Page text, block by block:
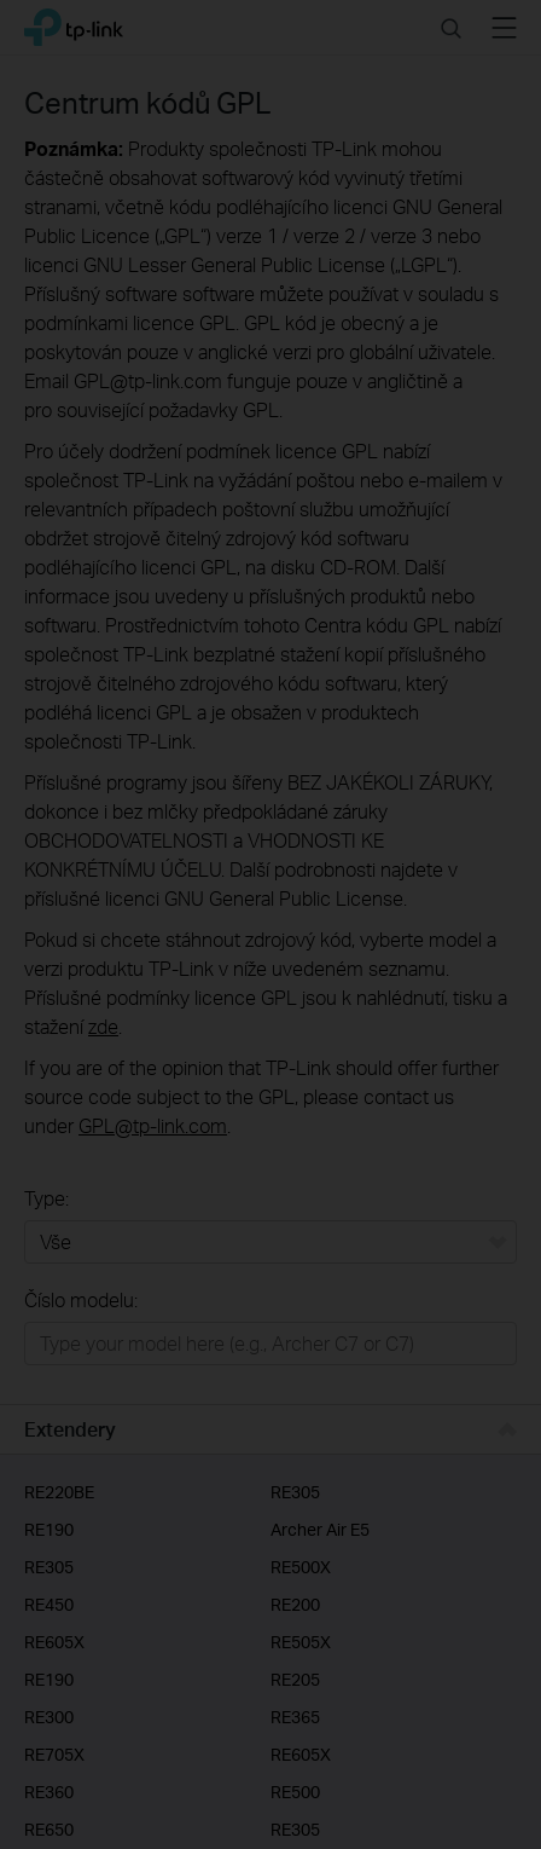
Click
navigation
TP-Link, Reliably Smart SearchMenu
Centrum kódů GPL
Poznámka: Produkty společnosti TP-Link mohou
částečně obsahovat softwarový kód vyvinutý třetími
stranami, včetně kódu podléhajícího licenci GNU General
Public Licence („GPL“) verze 1 / verze 2 / verze 3 nebo
licenci GNU Lesser General Public License („LGPL“).
Příslušný software software můžete používat v souladu s
podmínkami licence GPL. GPL kód je obecný a je
poskytován pouze v anglické verzi pro globální uživatele.
Email GPL@tp-link.com funguje pouze v angličtině a
pro související požadavky GPL.
Pro účely dodržení podmínek licence GPL nabízí
společnost TP-Link na vyžádání poštou nebo e-mailem v
relevantních případech poštovní službu umožňující
obdržet strojově čitelný zdrojový kód softwaru
podléhajícího licenci GPL, na disku CD-ROM. Další
informace jsou uvedeny u příslušných produktů nebo
softwaru. Prostřednictvím tohoto Centra kódu GPL nabízí
společnost TP-Link bezplatné stažení kopií příslušného
strojově čitelného zdrojového kódu softwaru, který
podléhá licenci GPL a je obsažen v produktech
společnosti TP-Link.
Příslušné programy jsou šířeny BEZ JAKÉKOLI ZÁRUKY,
dokonce i bez mlčky předpokládané záruky
OBCHODOVATELNOSTI a VHODNOSTI KE
KONKRÉTNÍMU ÚČELU. Další podrobnosti najdete v
příslušné licenci GNU General Public License.
Pokud si chcete stáhnout zdrojový kód, vyberte model a
verzi produktu TP-Link v níže uvedeném seznamu.
Příslušné podmínky licence GPL jsou k nahlédnutí, tisku a
staženízde
If you are of the opinion that TP-Link should offer further
source code subject to the GPL, please contact us
under GPL@tp-link.com
Type:
Business
Číslo modelu:
Extendery
RE220BE
RE305
RE190
Archer Air E5
RE305
RE500X
RE450
RE200
RE605X
RE505X
RE190
RE205
RE300
RE365
RE705X
RE605X
RE360
RE500
RE650
RE305